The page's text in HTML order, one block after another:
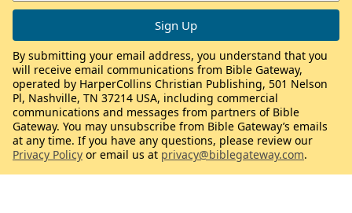
By submitting your email address, you understand that you
will receive email communications from Bible Gateway,
operated by HarperCollins Christian Publishing, 501 Nelson
Pl, Nashville, TN 37214 USA, including commercial
communications and messages from partners of Bible
Gateway. You may unsubscribe from Bible Gateway’s emails
at any time. If you have any questions, please review our
Privacy Policy or email us at privacy@biblegateway.com.